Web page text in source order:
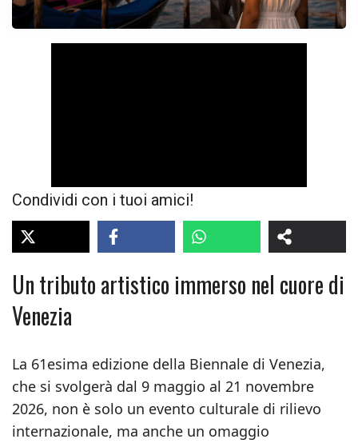
Condividi con i tuoi amici!
Un tributo artistico immerso nel cuore di
Venezia
La 61esima edizione della Biennale di Venezia,
che si svolgerà dal 9 maggio al 21 novembre
2026, non è solo un evento culturale di rilievo
internazionale, ma anche un omaggio